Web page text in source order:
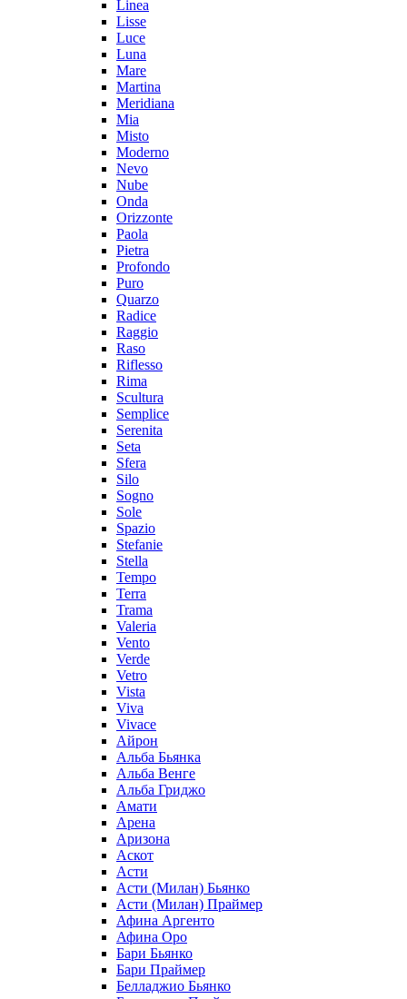
Linea
Lisse
Luce
Luna
Mare
Martina
Meridiana
Mia
Misto
Moderno
Nevo
Nube
Onda
Orizzonte
Paola
Pietra
Profondo
Puro
Quarzo
Radice
Raggio
Raso
Riflesso
Rima
Scultura
Semplice
Serenita
Seta
Sfera
Silo
Sogno
Sole
Spazio
Stefanie
Stella
Tempo
Terra
Trama
Valeria
Vento
Verde
Vetro
Vista
Viva
Vivace
Айрон
Альба Бьянка
Альба Венге
Альба Гриджо
Амати
Арена
Аризона
Аскот
Асти
Асти (Милан) Бьянко
Асти (Милан) Праймер
Афина Аргенто
Афина Оро
Бари Бьянко
Бари Праймер
Белладжио Бьянко